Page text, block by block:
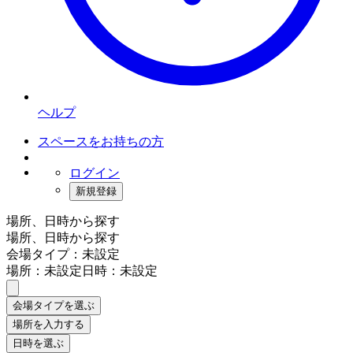
ヘルプ
スペースをお持ちの方
ログイン
新規登録
場所、日時から探す
場所、日時から探す
会場タイプ：未設定
場所：未設定日時：未設定
会場タイプを選ぶ
場所を入力する
日時を選ぶ